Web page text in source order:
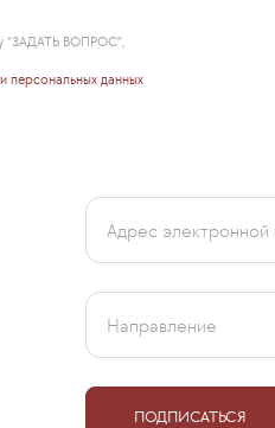
"ЗАДАТЬ ВОПРОС",
персональных данных
Адрес электронной
Направление
ПОДПИСАТЬСЯ